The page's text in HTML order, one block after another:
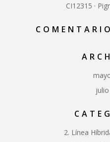
CI12315 ·
2. Línea